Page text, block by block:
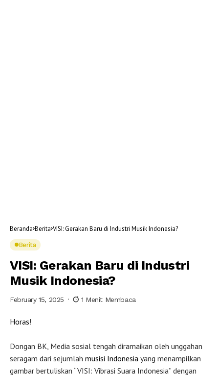
Beranda Berita VISI: Gerakan Baru di Industri Musik Indonesia?
Berita
VISI: Gerakan Baru di Industri
Musik Indonesia?
February 15, 2025 1 Menit Membaca
Horas!
Dongan BK, Media sosial tengah diramaikan oleh unggahan
seragam dari sejumlah musisi Indonesia yang menampilkan
gambar bertuliskan “VISI: Vibrasi Suara Indonesia” dengan